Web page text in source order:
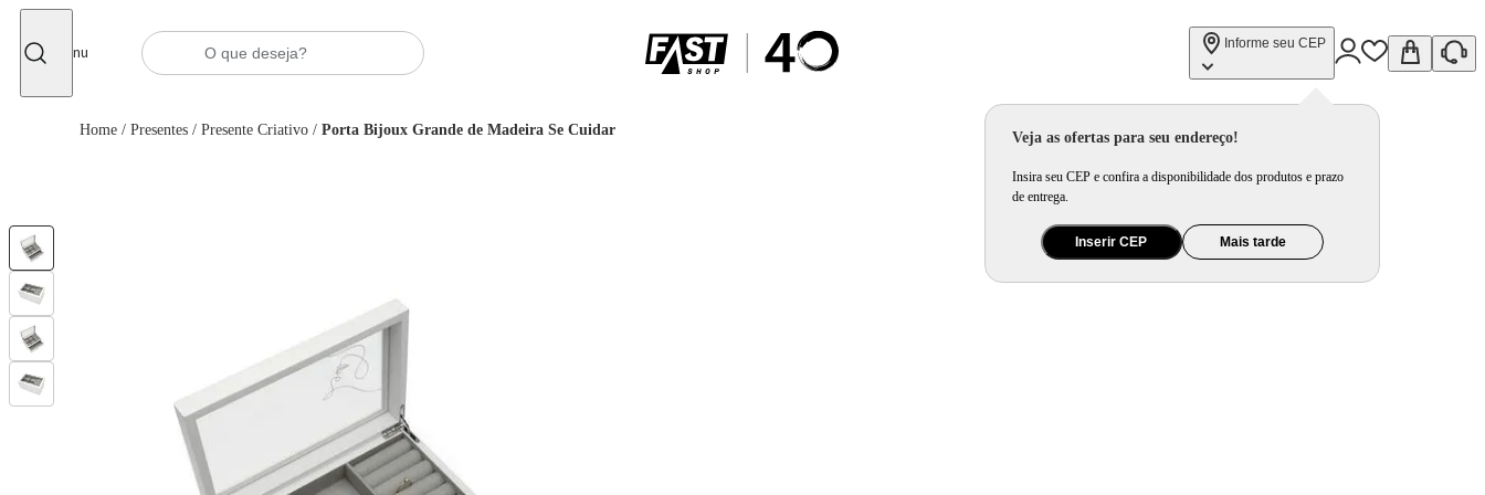
Menu
Informe seu CEP
Veja as ofertas para seu endereço!
Insira seu CEP e confira a disponibilidade dos produtos e prazo
de entrega.
Inserir CEP Mais tarde
Home / Presentes / Presente Criativo / Porta Bijoux Grande de Madeira Se Cuidar